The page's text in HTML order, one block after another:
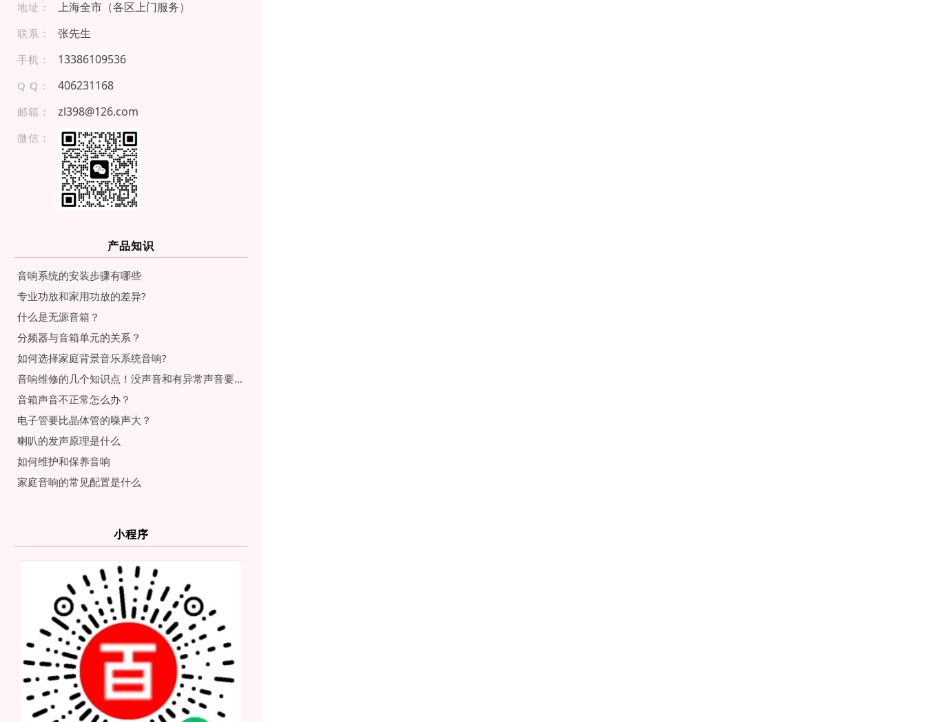
地址： 上海全市（各区上门服务）
联系： 张先生
手机： 1 338 6 109 536
Q Q： 406231168
邮箱： zl398@126.com
微信：
产品知识
音响系统的安装步骤有哪些
专业功放和家用功放的差异?
什么是无源音箱？
分频器与音箱单元的关系？
如何选择家庭背景音乐系统音响?
音响维修的几个知识点！没声音和有异常声音要怎么处理？
音箱声音不正常怎么办？
电子管要比晶体管的噪声大？
喇叭的发声原理是什么
如何维护和保养音响
家庭音响的常见配置是什么
小程序